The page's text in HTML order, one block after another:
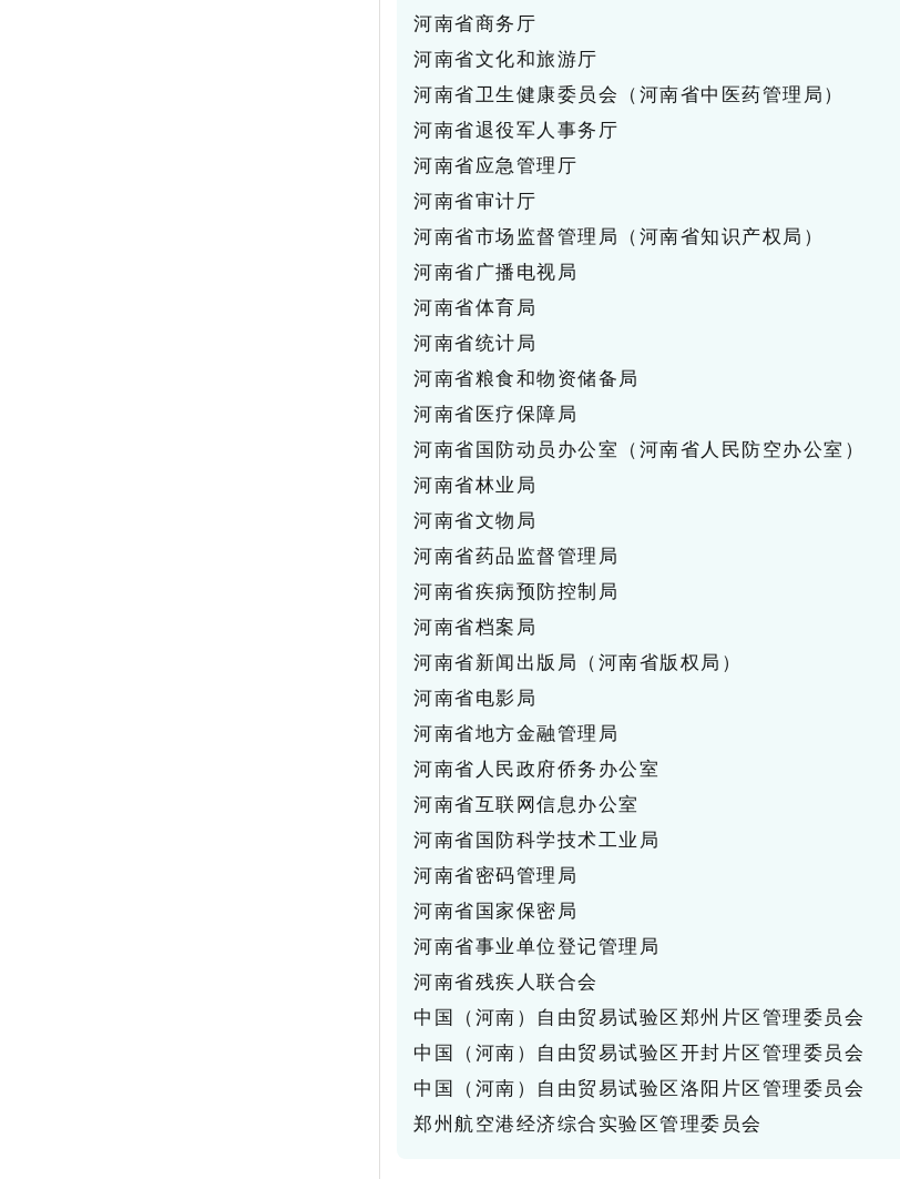
河南省商务厅
河南省文化和旅游厅
河南省卫生健康委员会（河南省中医药管理局）
河南省退役军人事务厅
河南省应急管理厅
河南省审计厅
河南省市场监督管理局（河南省知识产权局）
河南省广播电视局
河南省体育局
河南省统计局
河南省粮食和物资储备局
河南省医疗保障局
河南省国防动员办公室（河南省人民防空办公室）
河南省林业局
河南省文物局
河南省药品监督管理局
河南省疾病预防控制局
河南省档案局
河南省新闻出版局（河南省版权局）
河南省电影局
河南省地方金融管理局
河南省人民政府侨务办公室
河南省互联网信息办公室
河南省国防科学技术工业局
河南省密码管理局
河南省国家保密局
河南省事业单位登记管理局
河南省残疾人联合会
中国（河南）自由贸易试验区郑州片区管理委员会
中国（河南）自由贸易试验区开封片区管理委员会
中国（河南）自由贸易试验区洛阳片区管理委员会
郑州航空港经济综合实验区管理委员会